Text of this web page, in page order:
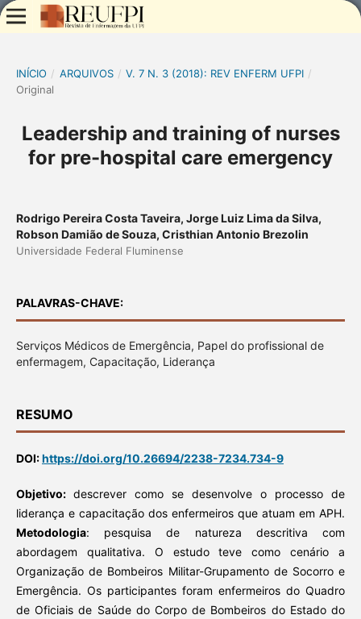
INÍCIO / ARQUIVOS / V. 7 N. 3 (2018): REV ENFERM UFPI /
Original
Leadership and training of nurses
for pre-hospital care emergency
Rodrigo Pereira Costa Taveira, Jorge Luiz Lima da Silva,
Robson Damião de Souza, Cristhian Antonio Brezolin
Universidade Federal Fluminense
PALAVRAS-CHAVE:
Serviços Médicos de Emergência, Papel do profissional de
enfermagem, Capacitação, Liderança
RESUMO
DOI:https://doi.org/10.26694/2238-7234.734-9
Objetivo: descrever como se desenvolve o processo de
liderança e capacitação dos enfermeiros que atuam em APH.
Metodologia: pesquisa de natureza descritiva com
abordagem qualitativa. O estudo teve como cenário a
Organização de Bombeiros Militar-Grupamento de Socorro e
Emergência. Os participantes foram enfermeiros do Quadro
de Oficiais de Saúde do Corpo de Bombeiros do Estado do